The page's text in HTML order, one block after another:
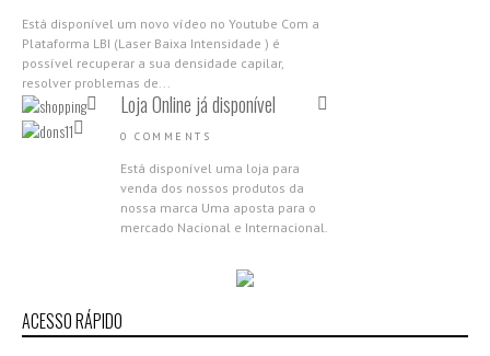
Está disponível um novo vídeo no Youtube Com a
Plataforma LBI (Laser Baixa Intensidade ) é
possível recuperar a sua densidade capilar,
resolver problemas de...
Loja Online já disponível
0 COMMENTS
Está disponível uma loja para
venda dos nossos produtos da
nossa marca Uma aposta para o
mercado Nacional e Internacional.
Nova Gama Nano Molecular
2018
0 COMMENTS
ACESSO RÁPIDO